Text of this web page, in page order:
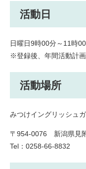
活動日
日曜日9時00分～11時
※登録後、年間活動計画
活動場所
みつけイングリッシュ
〒954-0076 新潟県見
Tel：0258-66-8832